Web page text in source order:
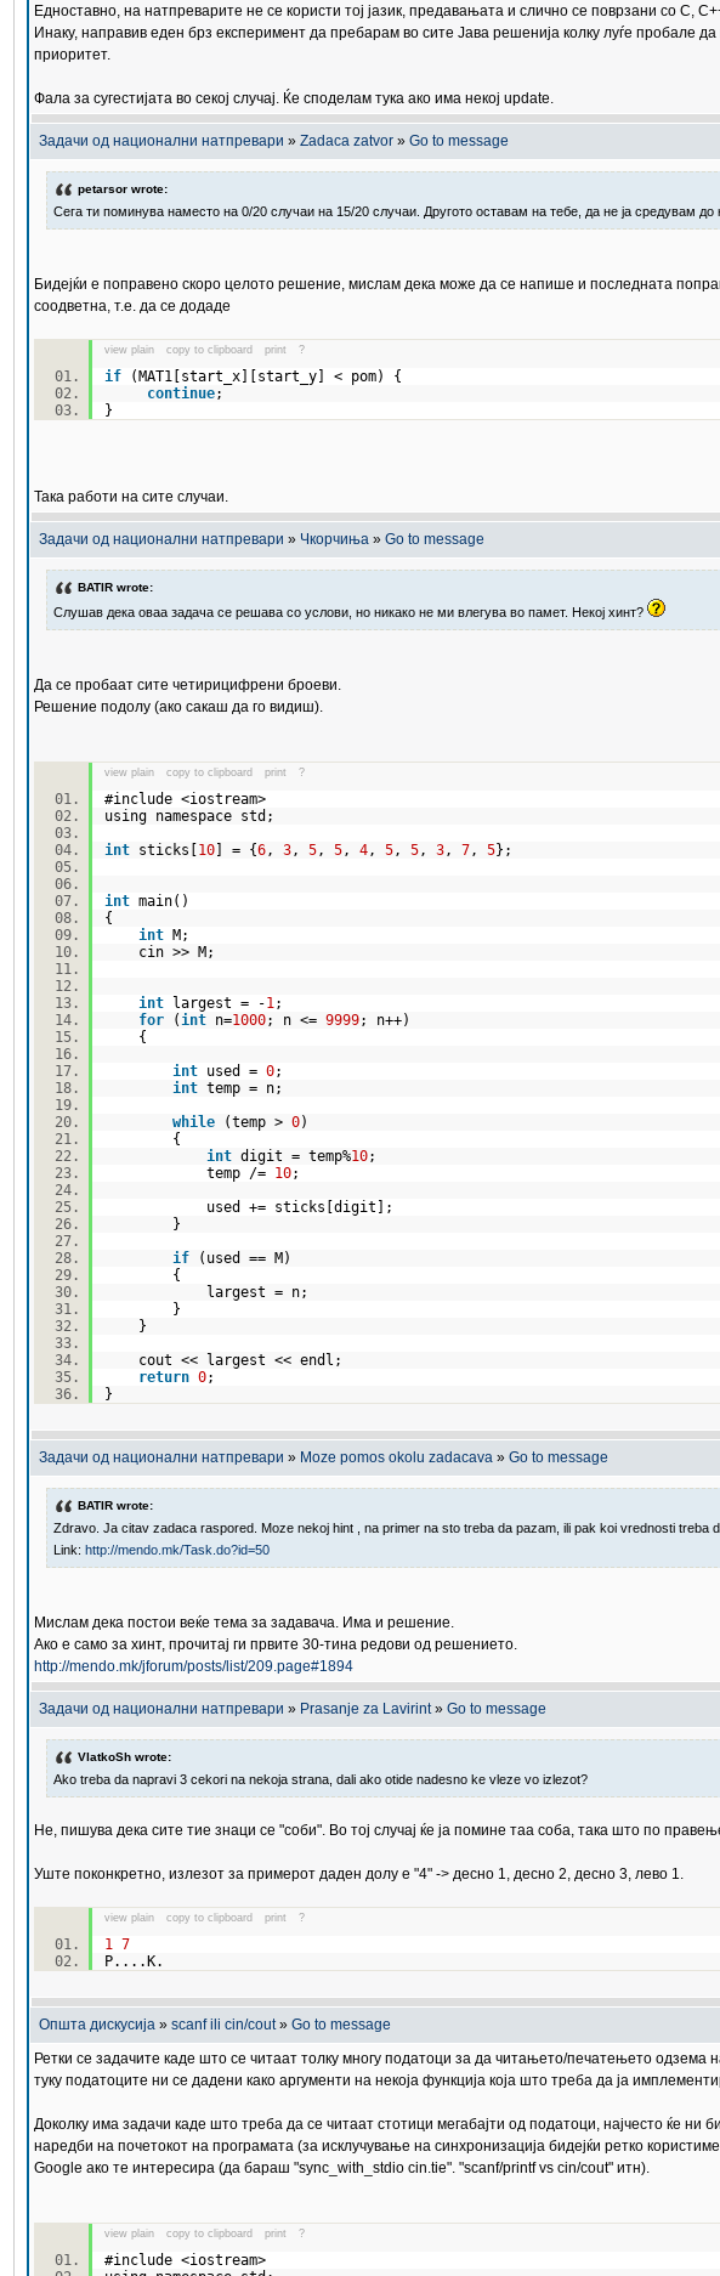
Едноставно, на натпреварите не се користи тој јазик, предавањата и слично се поврзани со C,
Инаку, направив еден брз експеримент да пребарам во сите Јава решенија колку луѓе пробале
приоритет.
Фала за сугестијата во секој случај. Ќе споделам тука ако има некој update.
Задачи од национални натпревари » Zadaca zatvor » Go to message
petarsor wrote:
Сега ти поминува наместо на 0/20 случаи на 15/20 случаи. Другото оставам на тебе, да не ја средувам
Бидејќи е поправено скоро целото решение, мислам дека може да се напише и последната
соодветна, т.е. да се додаде
view plain copy to clipboard print ?
if (MAT1[start_x][start_y] < pom) {
continue;
}
Така работи на сите случаи.
Задачи од национални натпревари » Чкорчиња » Go to message
BATIR wrote:
Слушав дека оваа задача се решава со услови, но никако не ми влегува во памет. Некој хинт?
Да се пробаат сите четирицифрени броеви.
Решение подолу (ако сакаш да го видиш).
view plain copy to clipboard print ?
#include <iostream>
using namespace std;
int sticks[10] = {6 , 3 , 5 , 5 , 4 , 5 , 5 , 3 , 7 , 5};
int main()
{
int M;
cin >> M;
int largest = -1 ;
for ( int n=1000; n <= 9999; n++)
{
int used = 0;
int temp = n;
while (temp > 0)
{
int digit = temp%10;
temp /= 10;
used += sticks[digit];
}
if (used == M)
{
largest = n;
}
}
cout << largest << endl;
return 0;
}
Задачи од национални натпревари » Moze pomos okolu zadacava » Go to message
BATIR wrote:
Zdravo. Ja citav zadaca raspored. Moze nekoj hint , na primer na sto treba da pazam, ili pak koi vrednosti treba
Link: http://mendo.mk/Task.do?id=50
Мислам дека постои веќе тема за задавача. Има и решение.
Ако е само за хинт, прочитај ги првите 30-тина редови од решението.
http://mendo.mk/jforum/posts/list/209.page#1894
Задачи од национални натпревари » Prasanje za Lavirint» Go to message
VlatkoSh wrote:
Ako treba da napravi 3 cekori na nekoja strana, dali ako otide nadesno ke vleze vo izlezot?
Не, пишува дека сите тие знаци се "соби". Во тој случај ќе ја помине таа соба, така што по
Уште поконкретно, излезот за примерот даден долу е "4" -> десно 1, десно 2, десно 3, лево 1.
view plain copy to clipboard print ?
1
7
P....K.
Општа дискусија » scanf ili cin/cout» Go to message
Ретки се задачите каде што се читаат толку многу податоци за да читањето/печатењето
туку податоците ни се дадени како аргументи на некоја функција која што треба да ја
Доколку има задачи каде што треба да се читаат стотици мегабајти од податоци, најчесто ќе
наредби на почетокот на програмата (за исклучување на синхронизација бидејќи ретко
Google ако те интересира (да бараш "sync_with_stdio cin.tie". "scanf/printf vs cin/cout" итн).
view plain copy to clipboard print ?
#include <iostream>